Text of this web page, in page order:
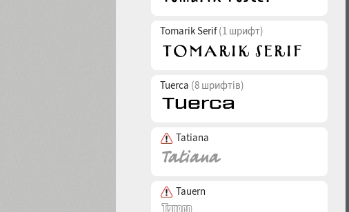
Tomarik Serif(1 шрифт)
Tuerca (8 шрифтів)
Tatiana
Tauern